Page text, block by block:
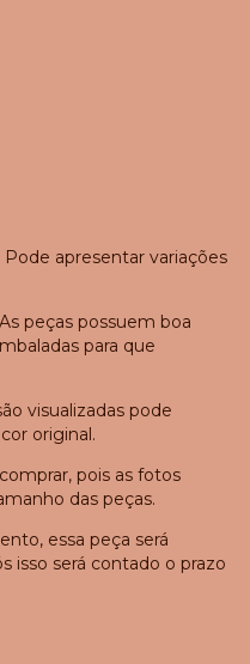
apresentar variações
peças possuem boa
para que
visualizadas pode
original.
pois as fotos
das peças.
essa peça será
isso será contado o prazo